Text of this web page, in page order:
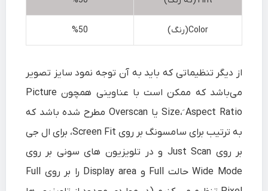
Color(رنگ) %50
از دیگر تنظیماتی که باید به آن توجه نمود سایز تصویر
می‌باشد که ممکن است با عناوینی همچون Picture
Size، َAspect Ratio یا Overscan مطرح شده باشد که
به ترتیب برای سامسونگ بر روی Screen Fit، برای ال جی
بر روی Just Scan و در تلویزیون های سونی بر روی
Wide Mode حالت Full و Display area را بر روی Full